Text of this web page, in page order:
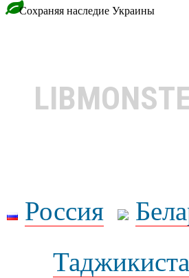
Сохраняя наследие Украины
Россия